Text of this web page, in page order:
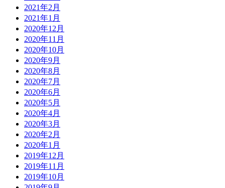
2021年2月
2021年1月
2020年12月
2020年11月
2020年10月
2020年9月
2020年8月
2020年7月
2020年6月
2020年5月
2020年4月
2020年3月
2020年2月
2020年1月
2019年12月
2019年11月
2019年10月